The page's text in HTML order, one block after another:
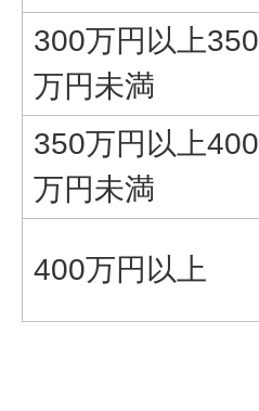
300万円以上350
万円未満
350万円以上400
万円未満
400万円以上